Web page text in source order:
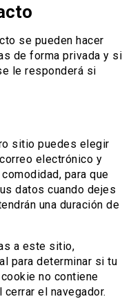
se pueden hacer
de forma privada y si
le responderá si
sitio puedes elegir
electrónico y
para que
datos cuando dejes
una duración de
a este sitio,
para determinar si tu
no contiene
el navegador.